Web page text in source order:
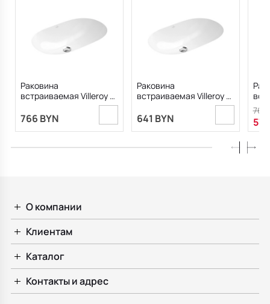
Раковина
встраиваемая Villeroy &
41626001
766 BYN
Раковина
встраиваемая Villeroy &
41625001
641 BYN
766
О компании
Клиентам
Каталог
Контакты и адрес